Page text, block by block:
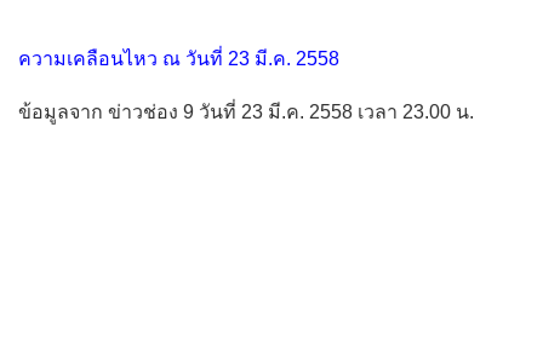
ความเคลือนไหว ณ วันที่ 23 มี.ค. 2558
ข้อมูลจาก ข่าวช่อง 9 วันที่ 23 มี.ค. 2558 เวลา 23.00 น.